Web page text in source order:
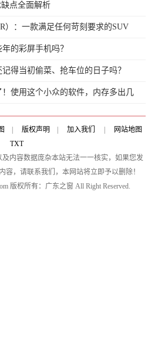
点全面解析
）：一款满足任何苛刻要求的SUV
的彩屏手机吗？
得当初偷菜、抢车位的日子吗？
使用这个小众的软件，内存多出几
版权声明 加入我们
网站地图
TXT
内容数据庞杂本站无法一一核实，如果您发
容，请联系我们，本网站将立即予以删除！
版权所有：广东之窗 All Right Reserved.